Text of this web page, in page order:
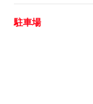
駐車場